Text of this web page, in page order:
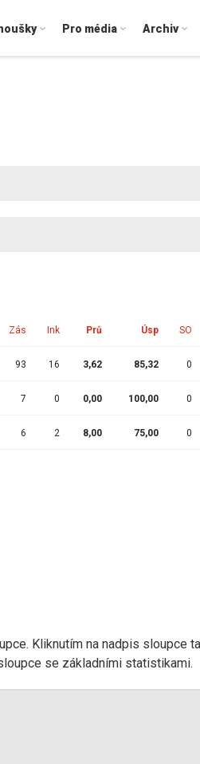
Pro média Archiv
Zás Ink Prů Úsp SO
93 16 3,62 85,32 0
7 0 0,00 100,00 0
6 2 8,00 75,00 0
Kliknutím na nadpis sloupce
se základními statistikami.